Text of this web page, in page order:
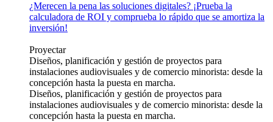
¿Merecen la pena las soluciones digitales? ¡Prueba la
calculadora de ROI y comprueba lo rápido que se amortiza la
inversión!
Proyectar
Diseños, planificación y gestión de proyectos para
instalaciones audiovisuales y de comercio minorista: desde la
concepción hasta la puesta en marcha.
Diseños, planificación y gestión de proyectos para
instalaciones audiovisuales y de comercio minorista: desde la
concepción hasta la puesta en marcha.